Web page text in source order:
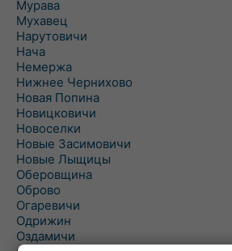
Мурава
Мухавец
Нарутовичи
Нача
Немержа
Нижнее Чернихово
Новая Попина
Новицковичи
Новоселки
Новые Засимовичи
Новые Лыщицы
Оберовщина
Оброво
Огаревичи
Одрижин
Оздамичи